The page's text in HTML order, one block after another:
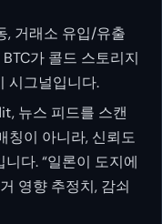
, 거래소 유입/유출
가 콜드 스토리지
시그널입니다.
뉴스 피드를 스캔
칭이 아니라, 신뢰도
다. “일론이 도지에
영향 추정치, 감쇠